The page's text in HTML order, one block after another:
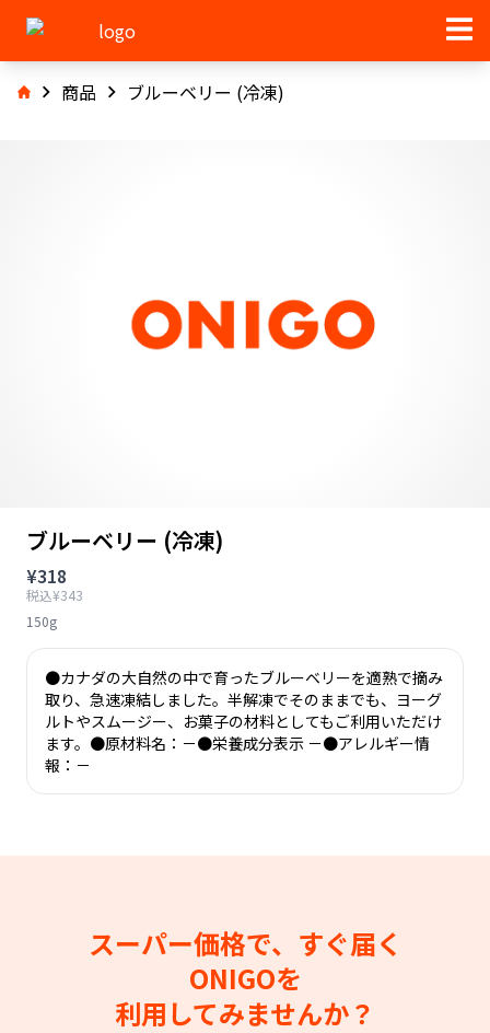
商品 ブルーベリー (冷凍)
ブルーベリー (冷凍)
¥318
税込¥343
150g
●カナダの大自然の中で育ったブルーベリーを適熟で摘み
取り、急速凍結しました。半解凍でそのままでも、ヨーグ
ルトやスムージー、お菓子の材料としてもご利用いただけ
ます。●原材料名：－●栄養成分表示 －●アレルギー情
報：－
スーパー価格で、すぐ届く
ONIGOを
利用してみませんか？